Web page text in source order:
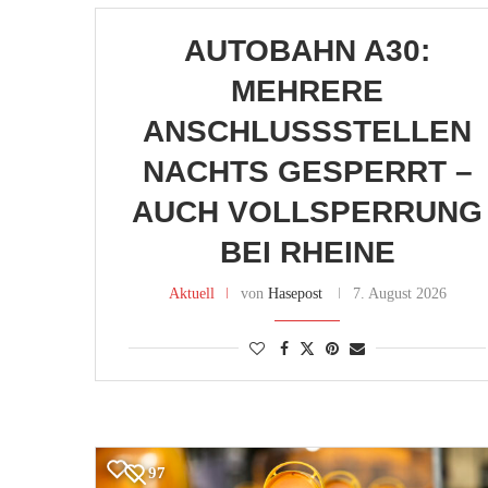
AUTOBAHN A30:
MEHRERE
ANSCHLUSSSTELLEN
NACHTS GESPERRT –
AUCH VOLLSPERRUNG
BEI RHEINE
Aktuell von Hasepost 7. August 2026
97